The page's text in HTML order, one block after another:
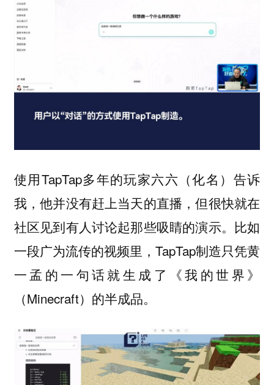
使用TapTap多年的玩家六六（化名）告诉
我，他并没有赶上当天的直播，但很快就在
社区见到有人讨论起那些吸睛的演示。比如
一段广为流传的视频里，TapTap制造只凭黄
一孟的一句话就生成了《我的世界》
（Minecraft）的半成品。